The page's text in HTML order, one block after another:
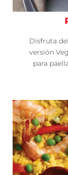
Disfruta
versión
para